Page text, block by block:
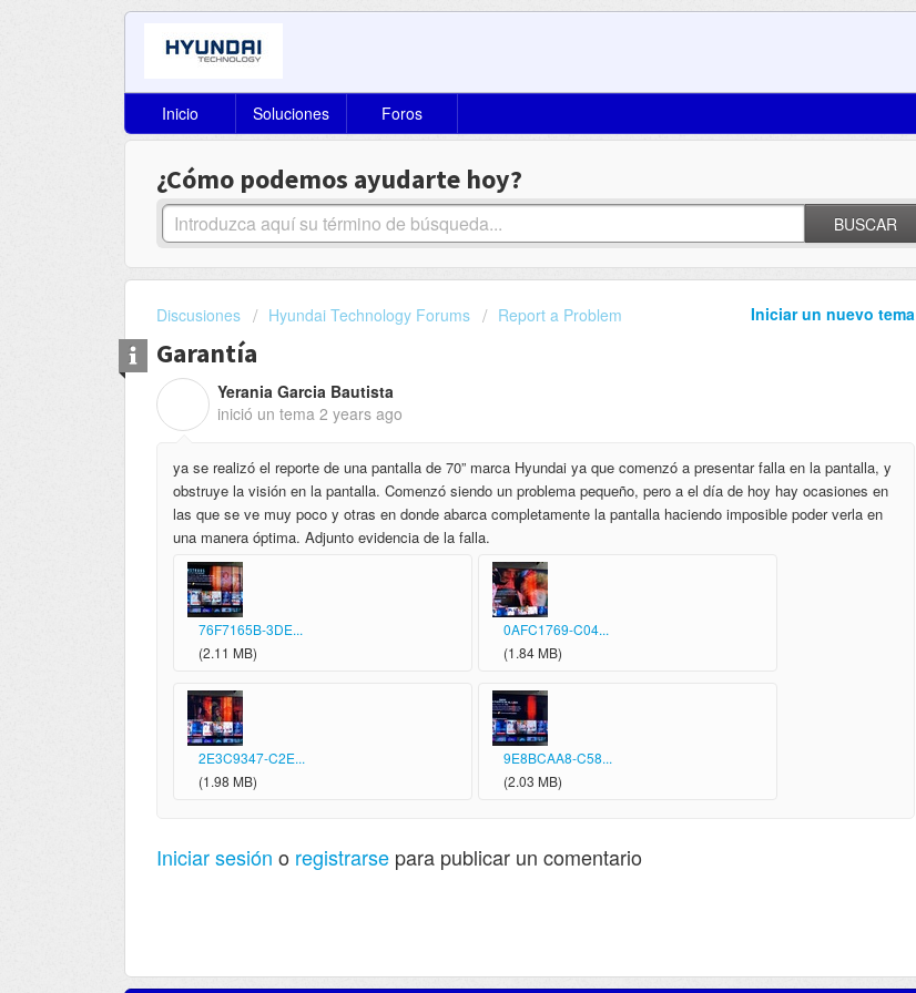
Inicio Soluciones Foros
¿Cómo podemos ayudarte hoy?
BUSCAR
Iniciar un nuevo tema
Discusiones Hyundai Technology Forums Report a Problem
Garantía
Yerania Garcia Bautista
inició un tema 2 years ago
ya se realizó el reporte de una pantalla de 70”​ marca Hyundai ya que comenzó a presentar falla en la pantalla, y
obstruye la visión en la pantalla. Comenzó siendo un problema pequeño, pero a el día de hoy hay ocasiones en
las que se ve muy poco y otras en donde abarca completamente la pantalla haciendo imposible poder verla en
una manera óptima. Adjunto evidencia de la falla.
76F7165B-3DE...
(2.11 MB)
0AFC1769-C04...
(1.84 MB)
2E3C9347-C2E...
(1.98 MB)
9E8BCAA8-C58...
(2.03 MB)
Iniciar sesión o registrarse para publicar un comentario